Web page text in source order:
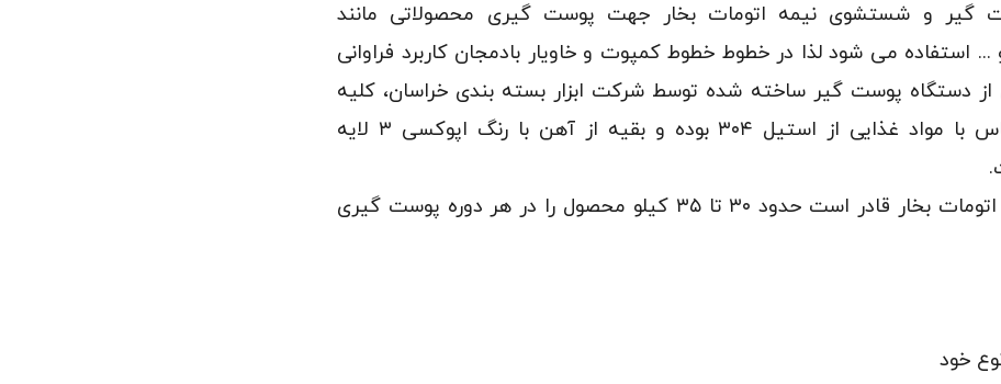
گیر و شستشوی نیمه اتومات بخار جهت پوست گیری محصولاتی مانند
استفاده می شود لذا در خطوط خطوط کمپوت و خاویار بادمجان کاربرد فراوانی
از دستگاه پوست گیر ساخته شده توسط شرکت ابزار بسته بندی خراسان، کلیه
قسمتهای در تماس با مواد غذایی از استیل ۳۰۴ بوده و بقیه از آهن با رنگ اپوکسی ۳ لایه
پوست گیر نیمه اتومات بخار قادر است حدود ۳۰ تا ۳۵ کیلو محصول را در هر دوره پوست گیری
خود